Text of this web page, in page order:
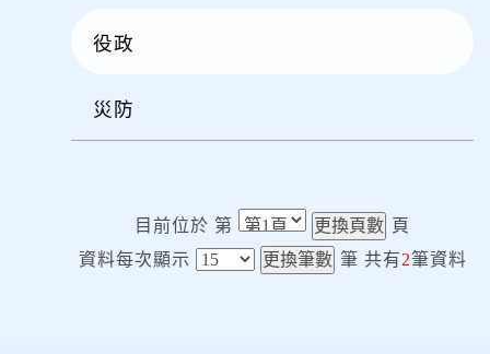
役政
災防
目前位於 第
頁
資料每次顯示
筆 共有2筆資料